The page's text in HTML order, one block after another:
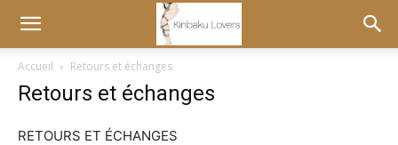
Accueil Retours et échanges
Retours et échanges
RETOURS ET ÉCHANGES